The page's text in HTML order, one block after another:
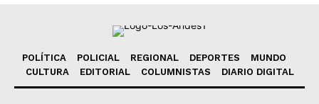
POLÍTICA POLICIAL REGIONAL DEPORTES
MUNDO
CULTURA
EDITORIAL COLUMNISTAS DIARIO DIGITAL